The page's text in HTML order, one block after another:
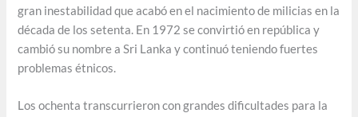
gran inestabilidad que acabó en el nacimiento de milicias en la
década de los setenta. En 1972 se convirtió en república y
cambió su nombre a Sri Lanka y continuó teniendo fuertes
problemas étnicos.
Los ochenta transcurrieron con grandes dificultades para la